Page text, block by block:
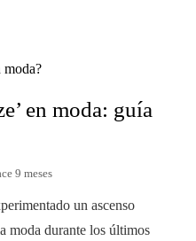
en moda: guía
9 meses
un ascenso
moda durante los últimos